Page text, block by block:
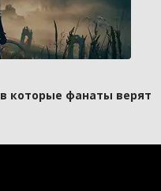
которые фанаты верят